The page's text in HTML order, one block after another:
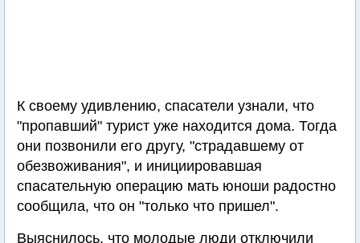
К своему удивлению, спасатели узнали, что
"пропавший" турист уже находится дома. Тогда
они позвонили его другу, "страдавшему от
обезвоживания", и инициировавшая
спасательную операцию мать юноши радостно
сообщила, что он "только что пришел".
Выяснилось, что молодые люди отключили